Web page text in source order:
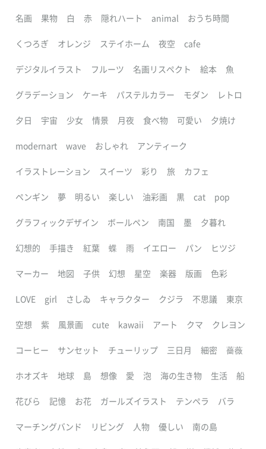
名画 果物 白 赤 隠れハート animal おうち時間
くつろぎ オレンジ ステイホーム 夜空 cafe
デジタルイラスト フルーツ 名画リスペクト 絵本 魚
グラデーション ケーキ パステルカラー モダン レトロ
夕日 宇宙 少女 情景 月夜 食べ物 可愛い 夕焼け
modernart wave おしゃれ アンティーク
イラストレーション スイーツ 彩り 旅 カフェ
ペンギン 夢 明るい 楽しい 油彩画 黒 cat pop
グラフィックデザイン ボールペン 南国 墨 夕暮れ
幻想的 手描き 紅葉 蝶 雨 イエロー パン ヒツジ
マーカー 地図 子供 幻想 星空 楽器 版画 色彩
LOVE girl さしゐ キャラクター クジラ 不思議 東京
空想 紫 風景画 cute kawaii アート クマ クレヨン
コーヒー サンセット チューリップ 三日月 細密 薔薇
ホオズキ 地球 島 想像 愛 泡 海の生き物 生活 船
花びら 記憶 お花 ガールズイラスト テンペラ バラ
マーチングバンド リビング 人物 優しい 南の島